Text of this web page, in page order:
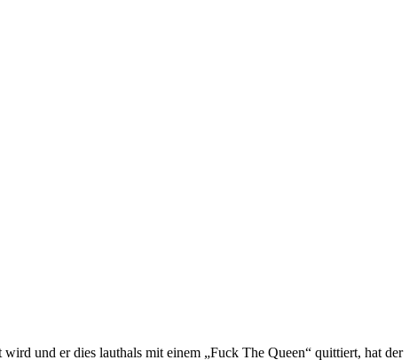
und er dies lauthals mit einem „Fuck The Queen“ quittiert, hat der